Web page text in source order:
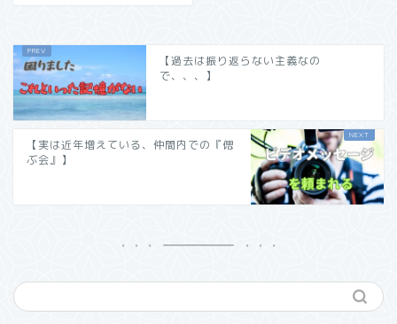
【過去は振り返らない主義なの
で、、、】
【実は近年増えている、仲間内での『偲
ぶ会』】